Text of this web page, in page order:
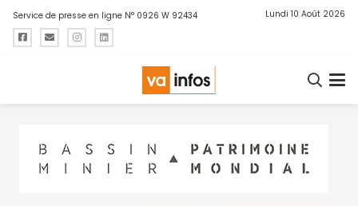
Service de presse en ligne N° 0926 W 92434 Lundi 10 Août 2026